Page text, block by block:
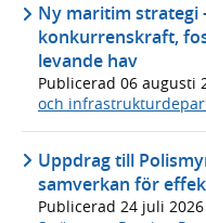
Ny maritim strategi
konkurrenskraft,
levande hav
Publicerad 06 augusti
och
Uppdrag till
samverkan för
Publicerad 24 juli 2026